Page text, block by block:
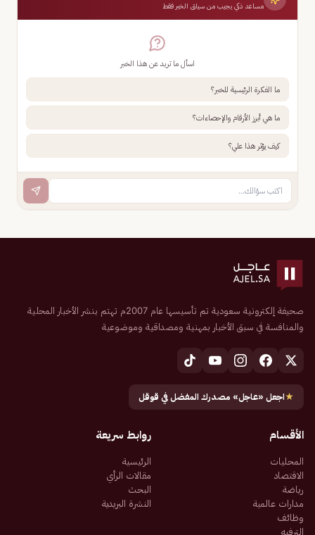
مساعد ذكي يجيب من سياق الخبر فقط
اسأل ما تريد عن هذا الخبر
ما الفكرة الرئيسية للخبر؟
ما هي أبرز الأرقام والإحصاءات؟
كيف يؤثر هذا علي؟
صحيفة إلكترونية سعودية تم تأسيسها عام 2007م تهتم بنشر الأخبار المحلية
والمنافسة في سبق الأخبار بمهنية ومصداقية وموضوعية
★اجعل «عاجل» مصدرك المفضل في قوقل
الأقسام
المحليات
الاقتصاد
رياضة
مدارات عالمية
وظائف
الترفيه
روابط سريعة
الرئيسية
مقالات الرأي
البحث
النشرة البريدية